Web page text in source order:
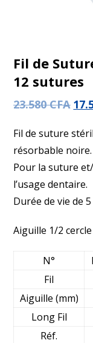
Fil de
12 sutures
23.580CFA
Fil de suture
résorbable noire.
Pour la suture
l’usage dentaire.
Durée de vie de 5
Aiguille 1/2 cercle
N°
Fil
Aiguille (mm)
Long Fil
Réf.